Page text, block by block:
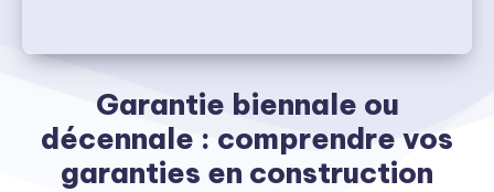
Garantie biennale ou
décennale : comprendre vos
garanties en construction